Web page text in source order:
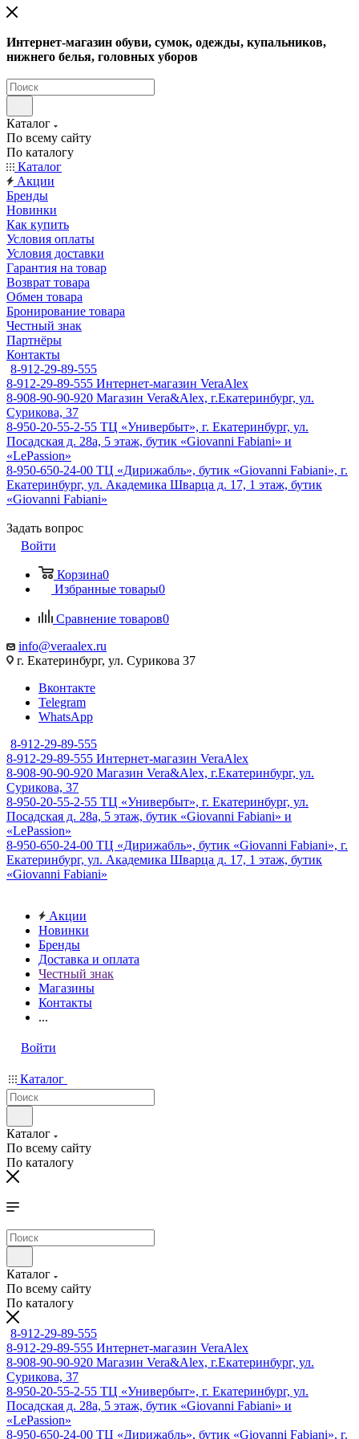
Интернет-магазин обуви, сумок, одежды, купальников,
нижнего белья, головных уборов
Каталог
По всему сайту
По каталогу
Каталог
Акции
Бренды
Новинки
Как купить
Условия оплаты
Условия доставки
Гарантия на товар
Возврат товара
Обмен товара
Бронирование товара
Честный знак
Партнёры
Контакты
8-912-29-89-555
8-912-29-89-555 Интернет-магазин VeraAlex
8-908-90-90-920 Магазин Vera&Alex, г.Екатеринбург, ул.
Сурикова, 37
8-950-20-55-2-55 ТЦ «Универбыт», г. Екатеринбург, ул.
Посадская д. 28а, 5 этаж, бутик «Giovanni Fabiani» и
«LePassion»
8-950-650-24-00 ТЦ «Дирижабль», бутик «Giovanni Fabiani», г.
Екатеринбург, ул. Академика Шварца д. 17, 1 этаж, бутик
«Giovanni Fabiani»
Задать вопрос
Войти
Корзина0
Избранные товары0
Сравнение товаров0
info@veraalex.ru
г. Екатеринбург, ул. Сурикова 37
Вконтакте
Telegram
WhatsApp
8-912-29-89-555
8-912-29-89-555 Интернет-магазин VeraAlex
8-908-90-90-920 Магазин Vera&Alex, г.Екатеринбург, ул.
Сурикова, 37
8-950-20-55-2-55 ТЦ «Универбыт», г. Екатеринбург, ул.
Посадская д. 28а, 5 этаж, бутик «Giovanni Fabiani» и
«LePassion»
8-950-650-24-00 ТЦ «Дирижабль», бутик «Giovanni Fabiani», г.
Екатеринбург, ул. Академика Шварца д. 17, 1 этаж, бутик
«Giovanni Fabiani»
Акции
Новинки
Бренды
Доставка и оплата
Честный знак
Магазины
Контакты
...
Войти
Каталог
Каталог
По всему сайту
По каталогу
Каталог
По всему сайту
По каталогу
8-912-29-89-555
8-912-29-89-555 Интернет-магазин VeraAlex
8-908-90-90-920 Магазин Vera&Alex, г.Екатеринбург, ул.
Сурикова, 37
8-950-20-55-2-55 ТЦ «Универбыт», г. Екатеринбург, ул.
Посадская д. 28а, 5 этаж, бутик «Giovanni Fabiani» и
«LePassion»
8-950-650-24-00 ТЦ «Дирижабль», бутик «Giovanni Fabiani», г.